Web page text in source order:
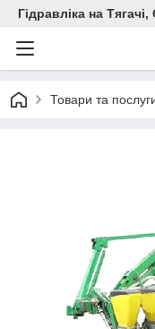
Гідравліка на
Товари та